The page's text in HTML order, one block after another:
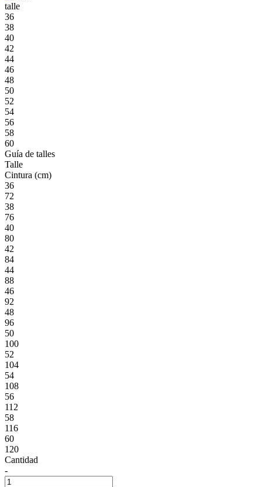
talle
36
38
40
42
44
46
48
50
52
54
56
58
60
Guía de talles
Talle
Cintura (cm)
36
72
38
76
40
80
42
84
44
88
46
92
48
96
50
100
52
104
54
108
56
112
58
116
60
120
Cantidad
-